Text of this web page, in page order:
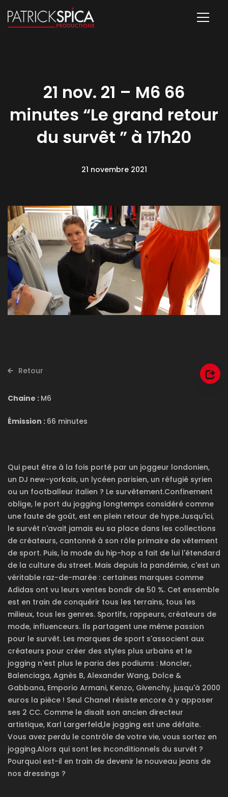
21 nov. 21 – M6 66
minutes “Le grand retour
du survêt ” à 17h20
21 novembre 2021
Retour
Chaine : M6
Émission : 66 minutes
Qui peut être à la fois porté par un joggeur londonien,
un DJ new-yorkais, un lycéen parisien, un réfugié syrien
ou un footballeur italien ? Le survêtement.Confinement
oblige, le port du jogging longtemps considéré comme
une faute de goût, est en plein retour de hype.Jusqu'ici,
le survêt n'avait jamais eu sa place dans les collections
de créateurs, cantonné à son rôle primaire de vêtement
de sport. Puis, la mode du hip-hop a fait de lui l'étendard
de la culture du street. Mais depuis la pandémie, c'est un
véritable raz-de-marée : certaines marques comme
Adidas ont vu leurs ventes bondir de 50 %. Cet ensemble
est en train de conquérir tous les terrains, tous les
milieux, tous les genres. Sportifs, rappeurs, créateurs de
mode, influenceurs. Ils partagent une même passion
pour le survêt. Les marques de sport s'associent aux
créateurs pour créer des styles plus urbains et le
jogging n'est plus le paria des podiums : Moncler,
Balenciaga, Agnès B, Alexander Wang, Dolce &
Gabbana, Emporio Armani, Kenzo, Givenchy, jusqu'à 2000
euros la pièce ! Seul Chanel résiste encore à y apposer
ses 2 CC. Comme le disait son ancien directeur
artistique, Karl Largerfeld,le jogging est une défaite.
Vous avez perdu le contrôle de votre vie, vous sortez en
jogging.Alors qui sont les inconditionnels du survêt ?
Pourquoi est-il en train de devenir le nouveau jeans de
nos dressings ?